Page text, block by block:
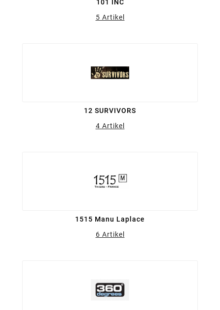
101 INC
5 Artikel
12 SURVIVORS
4 Artikel
1515 Manu Laplace
6 Artikel